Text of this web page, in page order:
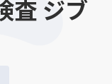
査 ジブ